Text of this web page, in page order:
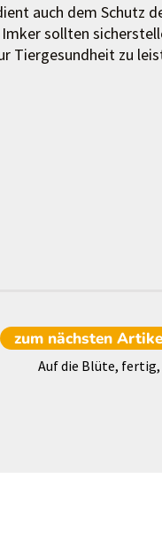
auch dem Schutz
sollten
Tiergesundheit zu
zum nächsten
Auf die Blüte,